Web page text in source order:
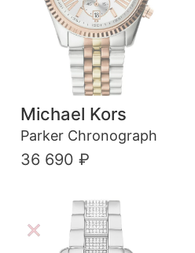
Michael Kors
Parker Chronograph
36 690 ₽